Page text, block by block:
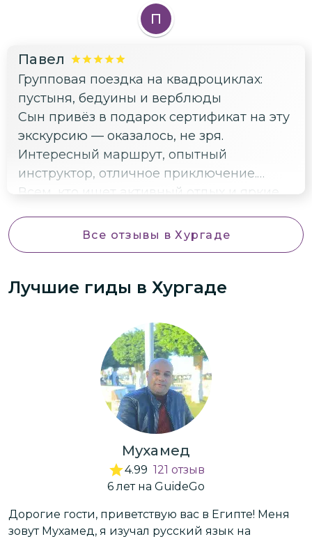
снимков, и я даже успела поймать
закатные кадры. Отдельно хочу
фотографирующим — никто не подгонял,
хотя народу было много. Рекомендую
всем любителям активного отдыха и
красивых видов!
П
Павел
Групповая поездка на квадроциклах:
пустыня, бедуины и верблюды
Сын привёз в подарок сертификат на эту
экскурсию — оказалось, не зря.
Интересный маршрут, опытный
инструктор, отличное приключение.
Всем, кто ищет активный отдых и яркие
Все отзывы в Хургаде
Лучшие гиды в Хургаде
Мухамед
4.99 121 отзыв
6 летна GuideGo
Дорогие гости, приветствую вас в Египте! Меня
зовут Мухамед, я изучал русский язык на